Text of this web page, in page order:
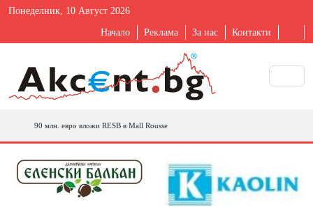
Понеделник, 10 Август 2026
Начало Реклама За нас Контакти
90 млн. евро вложи RESB в Mall Rousse